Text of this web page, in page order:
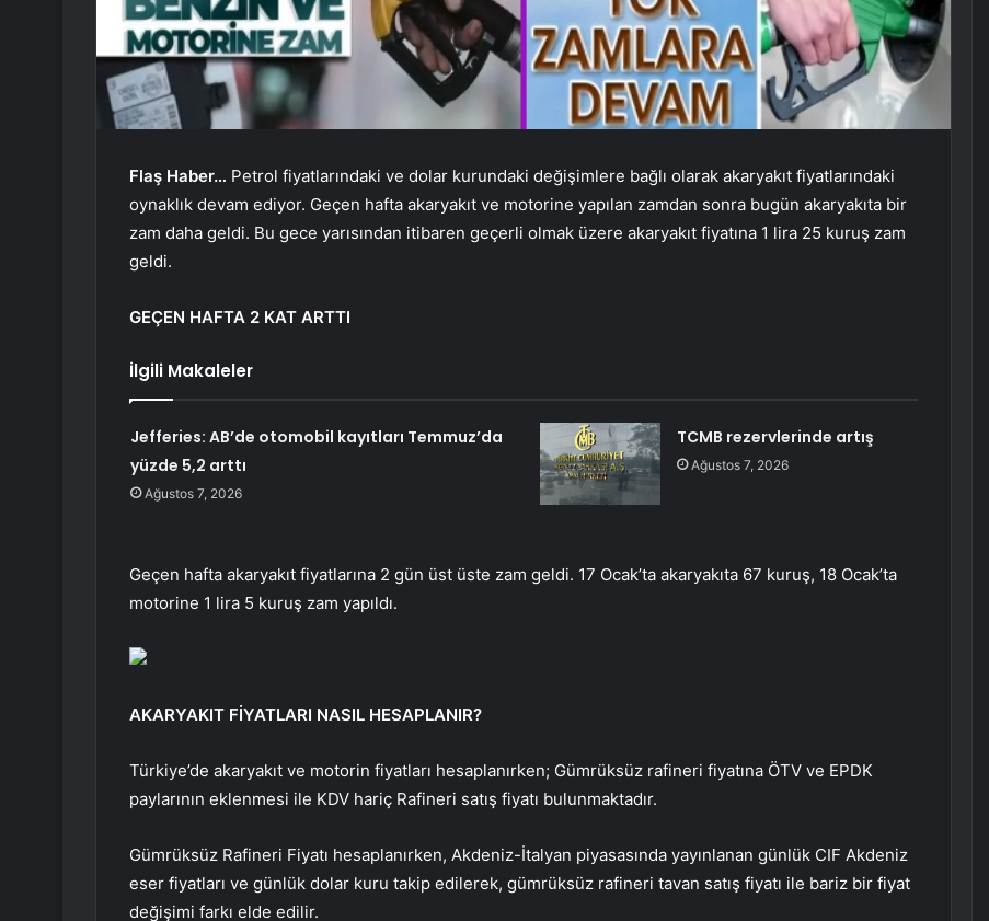
Flaş Haber… Petrol fiyatlarındaki ve dolar kurundaki değişimlere bağlı olarak akaryakıt fiyatlarındaki
oynaklık devam ediyor. Geçen hafta akaryakıt ve motorine yapılan zamdan sonra bugün akaryakıta bir
zam daha geldi. Bu gece yarısından itibaren geçerli olmak üzere akaryakıt fiyatına 1 lira 25 kuruş zam
geldi.
GEÇEN HAFTA 2 KAT ARTTI
İlgili Makaleler
Jefferies: AB’de otomobil kayıtları Temmuz’da
yüzde 5,2 arttı
Ağustos 7, 2026
TCMB rezervlerinde artış
Ağustos 7, 2026
Geçen hafta akaryakıt fiyatlarına 2 gün üst üste zam geldi. 17 Ocak’ta akaryakıta 67 kuruş, 18 Ocak’ta
motorine 1 lira 5 kuruş zam yapıldı.
AKARYAKIT FİYATLARI NASIL HESAPLANIR?
Türkiye’de akaryakıt ve motorin fiyatları hesaplanırken; Gümrüksüz rafineri fiyatına ÖTV ve EPDK
paylarının eklenmesi ile KDV hariç Rafineri satış fiyatı bulunmaktadır.
Gümrüksüz Rafineri Fiyatı hesaplanırken, Akdeniz-İtalyan piyasasında yayınlanan günlük CIF Akdeniz
eser fiyatları ve günlük dolar kuru takip edilerek, gümrüksüz rafineri tavan satış fiyatı ile bariz bir fiyat
değişimi farkı elde edilir.